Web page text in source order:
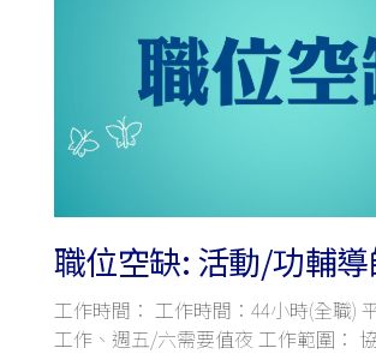
職位空缺: 活動/功輔
工作時間： 工作時間：44小時(全職)
工作、週五/六需要值夜 工作範圍：